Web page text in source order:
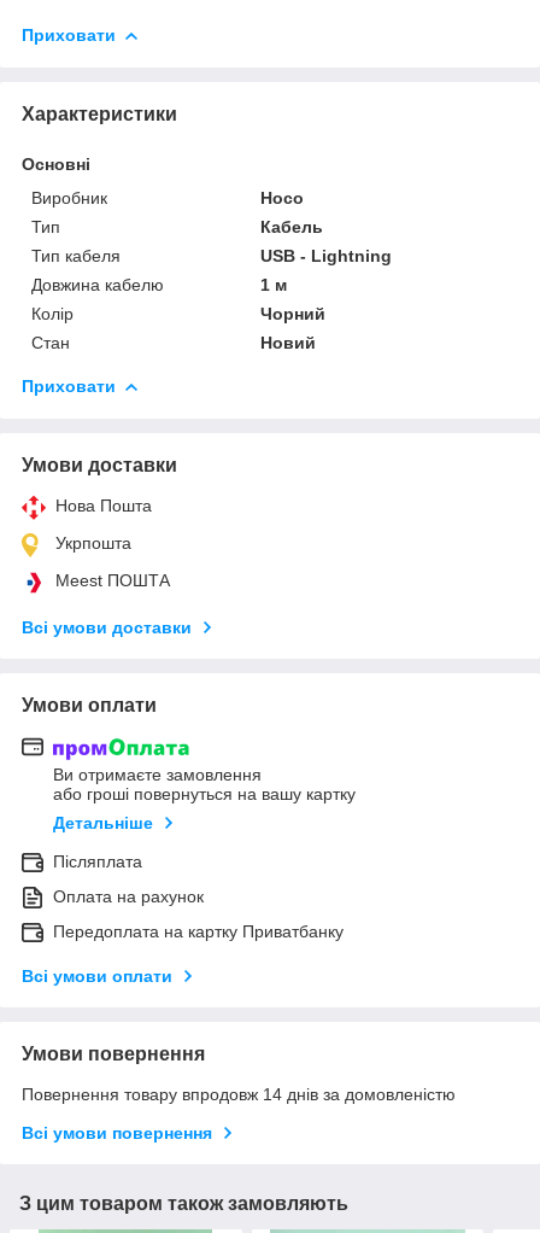
Приховати
Характеристики
Основні
Виробник
Hoco
Тип
Кабель
Тип кабеля
USB - Lightning
Довжина кабелю
1 м
Колір
Чорний
Стан
Новий
Приховати
Умови доставки
Нова Пошта
Укрпошта
Meest ПОШТА
Всі умови доставки
Умови оплати
Ви отримаєте замовлення
або гроші повернуться на вашу картку
Детальніше
Післяплата
Оплата на рахунок
Передоплата на картку Приватбанку
Всі умови оплати
Умови повернення
Повернення товару впродовж 14 днів за домовленістю
Всі умови повернення
З цим товаром також замовляють